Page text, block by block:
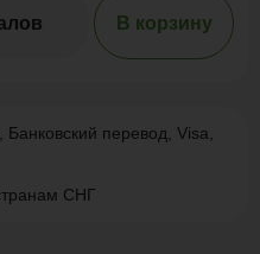
В корзину
перевод, Visa,
СНГ